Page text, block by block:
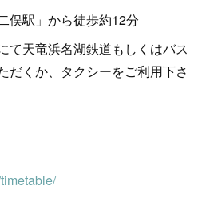
俣駅」から徒歩約12分
て天竜浜名湖鉄道もしくはバス
だくか、タクシーをご利用下さ